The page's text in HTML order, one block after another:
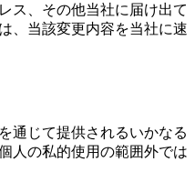
ス、その他当社に届け出て
、当該変更内容を当社に速
通じて提供されるいかなる
人の私的使用の範囲外では